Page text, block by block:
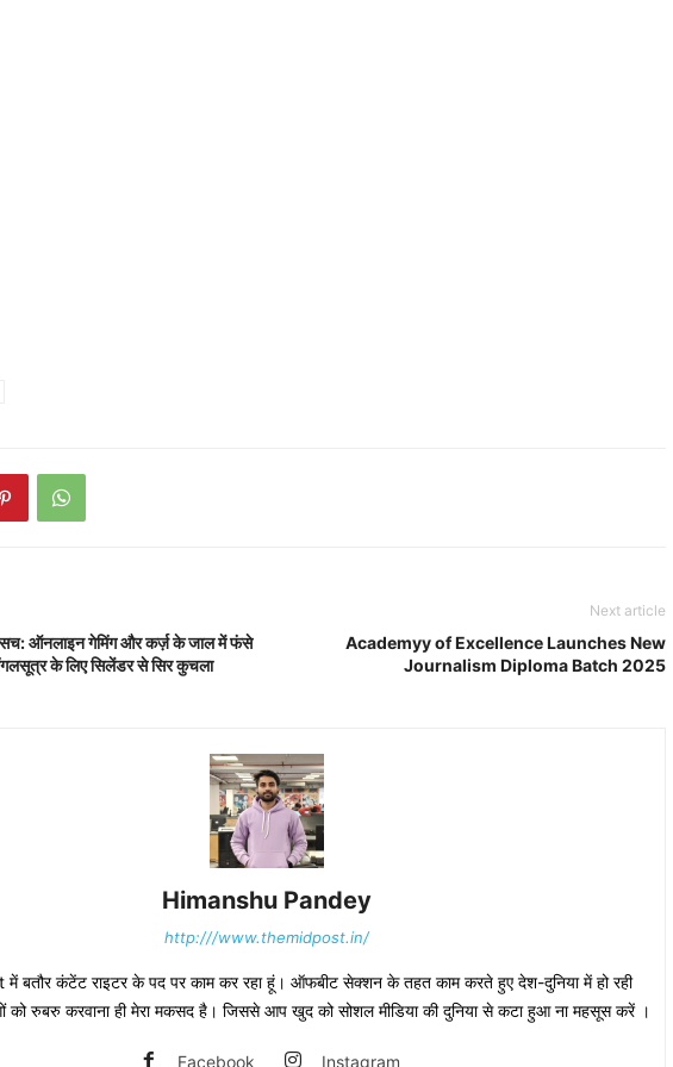
ऑनलाइन गेमिंग और कर्ज़ के जाल में फंसे
के लिए सिलेंडर से सिर कुचला
Next article
Academyy of Excellence Launches New
Journalism Diploma Batch 2025
Himanshu Pandey
http:///www.themidpost.in/
बतौर कंटेंट राइटर के पद पर काम कर रहा हूं। ऑफबीट सेक्शन के तहत काम करते हुए देश-दुनिया में हो रही
को रुबरु करवाना ही मेरा मकसद है। जिससे आप खुद को सोशल मीडिया की दुनिया से कटा हुआ ना महसूस करें ।
Facebook Instagram